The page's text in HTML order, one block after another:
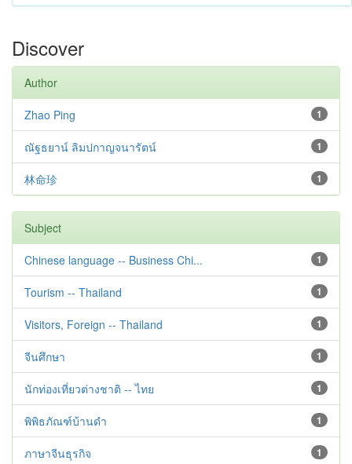
Discover
Author
1
Zhao Ping
1
ณัฐธยาน์ ลิมปกาญจนารัตน์
1
林命珍
Subject
1
Chinese language -- Business Chi...
1
Tourism -- Thailand
1
Visitors, Foreign -- Thailand
1
จีนศึกษา
1
นักท่องเที่ยวต่างชาติ -- ไทย
1
พิพิธภัณฑ์บ้านดำ
1
ภาษาจีนธุรกิจ